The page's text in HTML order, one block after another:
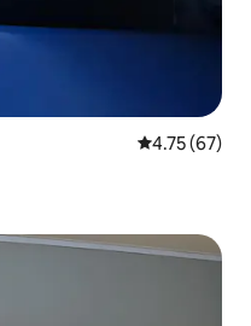
レビュー67
4.75 (67)